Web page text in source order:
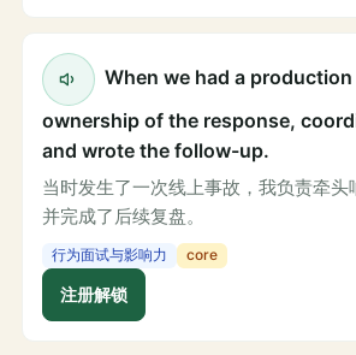
When we had a
ownership of the response,
and wrote the follow-up.
当时发生了一次线上事故，我负责牵头
并完成了后续复盘。
行为面试与影响力 core
注册解锁